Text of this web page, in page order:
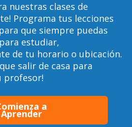
nuestras clases de
Programa tus lecciones
que siempre puedas
estudiar,
de tu horario o ubicación.
salir de casa para
profesor!
a
Aprender